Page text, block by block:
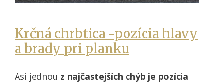
Krčná chrbtica -pozícia hlavy
a brady pri planku
Asi jednou z najčastejších chýb je pozícia